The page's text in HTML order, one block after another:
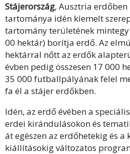
Stájerország, Ausztria
tartománya idén kiemelt
tartomány területének mintegy
00 hektár) borítja erdő. Az
hektárral nőtt az erdők
évben pedig összesen 17 000
35 000 futballpályának felel
fa él a stájer erdőkben.
Idén, az erdő évében a
erdei kirándulásokon és
át egészen az erdőhetekig és
kiállításokig változatos